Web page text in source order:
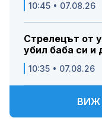
10:45 • 07.08.26
Стрелецът от
убил баба си
10:35 • 07.08.26
ВИЖ